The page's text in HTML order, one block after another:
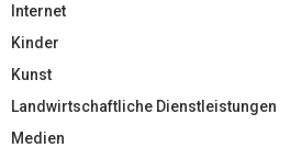
Internet
Kinder
Kunst
Landwirtschaftliche Dienstleistungen
Medien